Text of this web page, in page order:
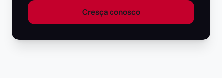
Cresça conosco